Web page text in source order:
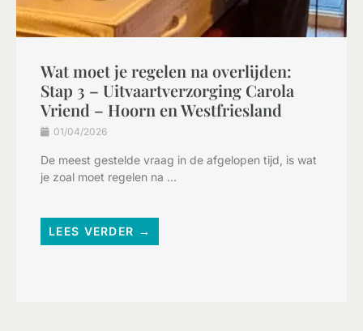
Wat moet je regelen na overlijden:
Stap 3 – Uitvaartverzorging Carola
Vriend – Hoorn en Westfriesland
01/04/2026
De meest gestelde vraag in de afgelopen tijd, is wat
je zoal moet regelen na ...
LEES VERDER →